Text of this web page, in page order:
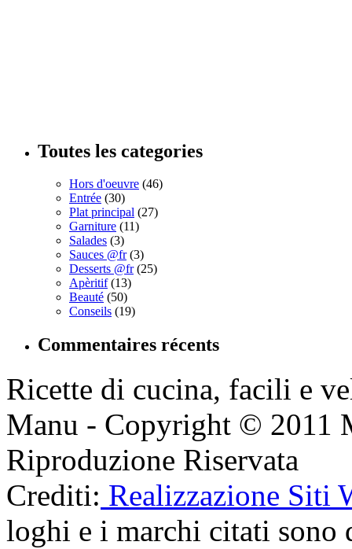
Toutes les categories
Hors d'oeuvre (46)
Entrée (30)
Plat principal (27)
Garniture (11)
Salades (3)
Sauces @fr(3)
Desserts @fr(25)
Apèritif(13)
Beauté (50)
Conseils (19)
Commentaires récents
Ricette di cucina, facili e
Manu - Copyright © 2011
Riproduzione Riservata
Crediti: Realizzazione Siti
loghi e i marchi citati